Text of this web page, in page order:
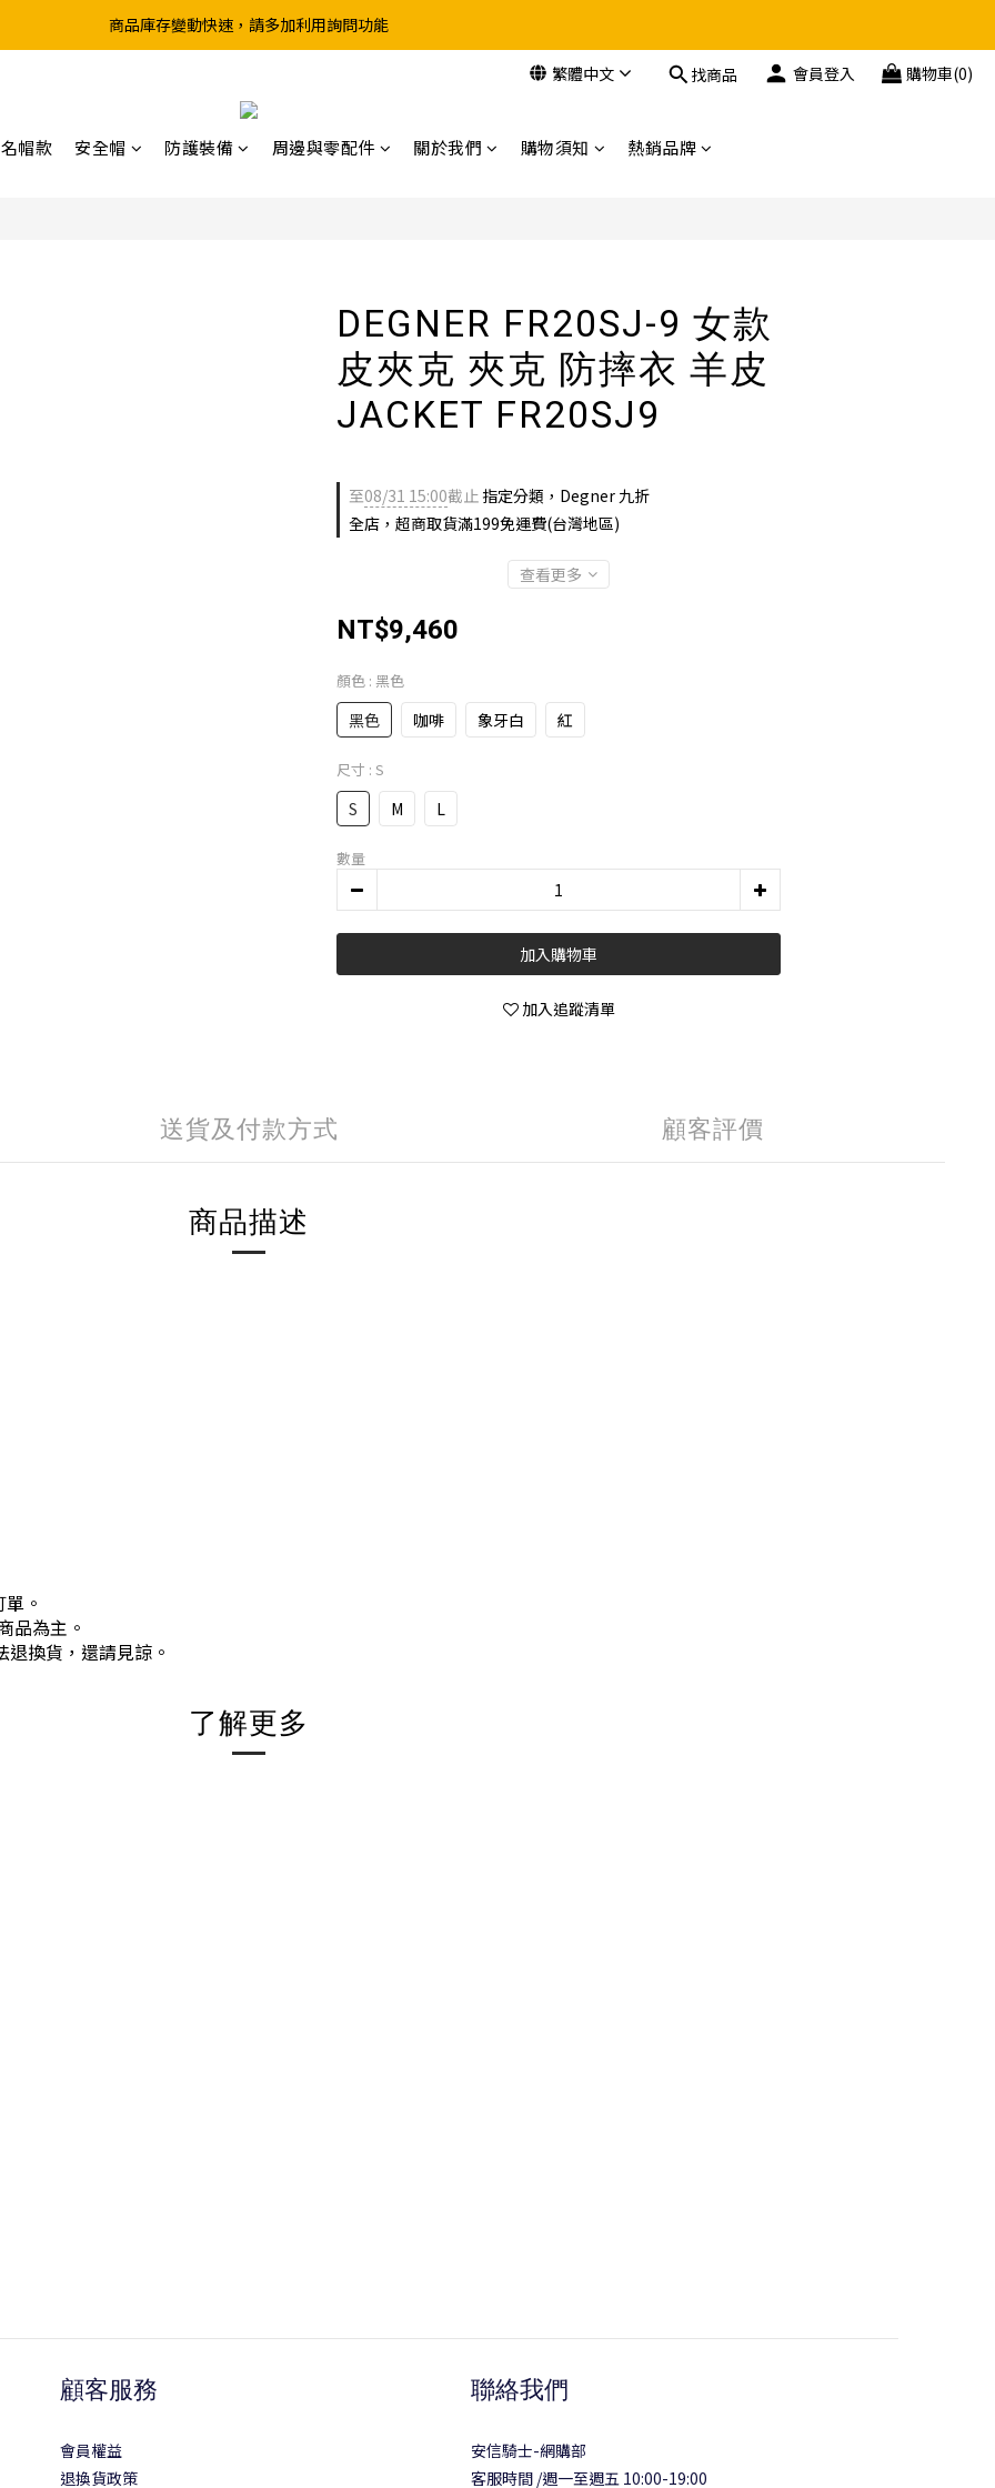
超取滿199、宅配滿490 享免運優惠
商品庫存變動快速，請多加利用詢問功能
超取滿199、宅配滿490 享免運優惠
繁體中文 找商品 會員登入 購物車(0)
帽款 安全帽 防護裝備 周邊與零配件 關於我們 購物須知 熱銷品牌
DEGNER FR20SJ-9 女款
皮夾克 夾克 防摔衣 羊皮
JACKET FR20SJ9
至08/31 15:00截止 指定分類，Degner 九折
全店，超商取貨滿199免運費(台灣地區)
查看更多
NT$9,460
顏色 : 黑色
黑色 咖啡 象牙白 紅
尺寸 : S
S M L
數量
加入購物車
加入追蹤清單
送貨及付款方式 顧客評價
商品描述
。
品為主。
換貨，還請見諒。
了解更多
顧客服務
會員權益
退換貨政策
聯絡我們
安信騎士-網購部
客服時間 /週一至週五 10:00-19:00